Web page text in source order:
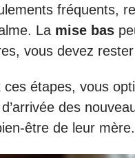
fréquents,
La mise bas
vous devez
ces étapes, vous
des
être de leur mère.